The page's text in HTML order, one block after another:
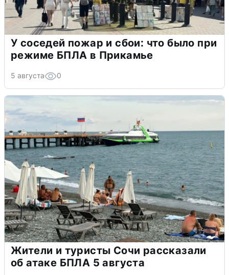
У соседей пожар и сбои: что было при
режиме БПЛА в Прикамье
5 августа 0
Жители и туристы Сочи рассказали
об атаке БПЛА 5 августа